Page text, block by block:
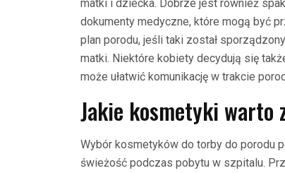
matki i dziecka. Dobrze jest również
dokumenty medyczne, które mogą być
plan porodu, jeśli taki został
matki. Niektóre kobiety decydują się
może ułatwić komunikację w trakcie
Jakie kosmetyki warto
Wybór kosmetyków do torby do porodu
świeżość podczas pobytu w szpitalu.